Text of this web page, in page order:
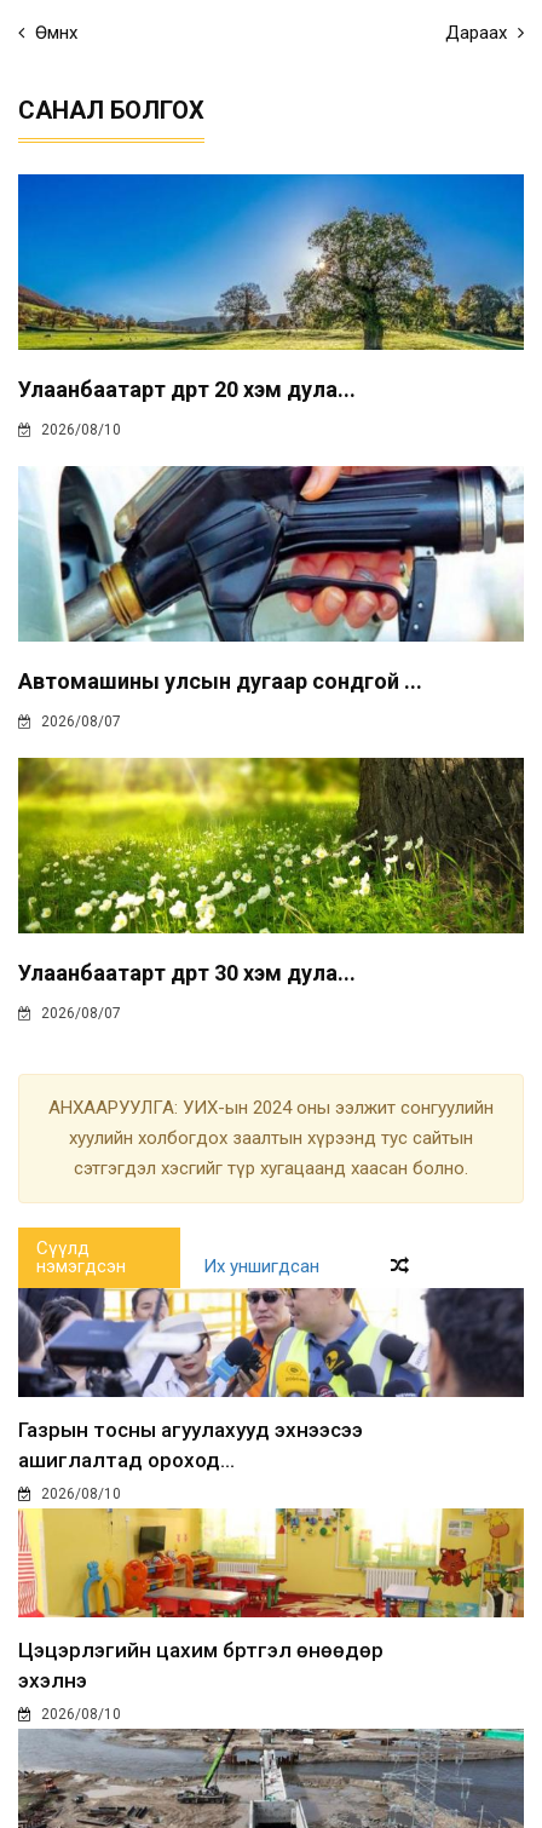
Өмнөх Дараах
САНАЛ БОЛГОХ
Улаанбаатарт өдөртөө 20 хэм дула...
2026/08/10
Автомашины улсын дугаар сондгой ...
2026/08/07
Улаанбаатарт өдөртөө 30 хэм дула...
2026/08/07
АНХААРУУЛГА: УИХ-ын 2024 оны ээлжит сонгуулийн
хуулийн холбогдох заалтын хүрээнд тус сайтын
сэтгэгдэл хэсгийг түр хугацаанд хаасан болно.
Сүүлд
нэмэгдсэн
Их уншигдсан
Газрын тосны агуулахууд эхнээсээ
ашиглалтад ороход...
2026/08/10
Цэцэрлэгийн цахим бүртгэл өнөөдөр
эхэлнэ
2026/08/10